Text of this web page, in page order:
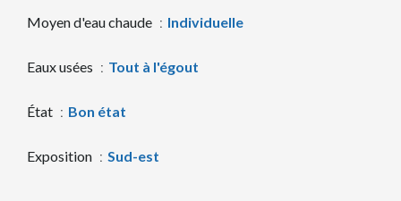
Moyen d'eau chaude Individuelle
Eaux usées Tout à l'égout
État Bon état
Exposition Sud-est